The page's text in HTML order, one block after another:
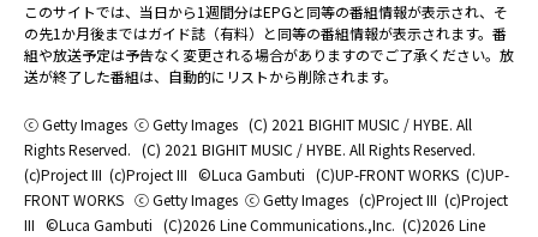
このサイトでは、当日から1週間分はEPGと同等の番組情報が表示され、そ
の先1か月後まではガイド誌（有料）と同等の番組情報が表示されます。番
組や放送予定は予告なく変更される場合がありますのでご了承ください。放
送が終了した番組は、自動的にリストから削除されます。
ⓒ Getty Images ⓒ Getty Images (C) 2021 BIGHIT MUSIC / HYBE. All
Rights Reserved. (C) 2021 BIGHIT MUSIC / HYBE. All Rights Reserved.
(c)Project III (c)Project III ©Luca Gambuti (C)UP-FRONT WORKS (C)UP-
FRONT WORKS ⓒ Getty Images ⓒ Getty Images (c)Project III (c)Project
III ©Luca Gambuti (C)2026 Line Communications.,Inc. (C)2026 Line